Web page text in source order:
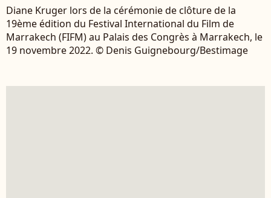
Diane Kruger lors de la cérémonie de clôture de la
19ème édition du Festival International du Film de
Marrakech (FIFM) au Palais des Congrès à Marrakech, le
19 novembre 2022. © Denis Guignebourg/Bestimage